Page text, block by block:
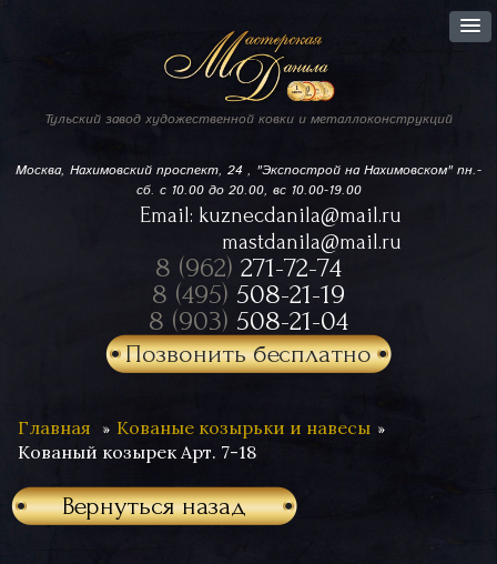
Тульский завод художественной ковки и металлоконструкций
Москва, Нахимовский проспект, 24 , "Экспострой на Нахимовском"пн.-
сб. с 10.00 до 20.00, вс 10.00-19.00
Email: kuznecdanila@mail.ru
mastdanila@mail.ru
8 (962) 271-72-74
8 (495) 508-21-19
8 (903) 508-21-04
Позвонить бесплатно
Главная
Кованые козырьки и навесы
Кованый козырек Арт. 7-18
Вернуться назад